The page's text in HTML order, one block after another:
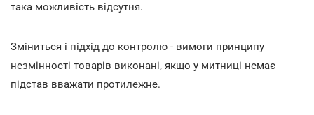
така можливість відсутня.
Зміниться і підхід до контролю - вимоги принципу
незмінності товарів виконані, якщо у митниці немає
підстав вважати протилежне.